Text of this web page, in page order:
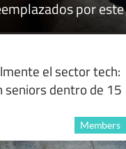
por este
el sector tech:
seniors dentro de 15
Members